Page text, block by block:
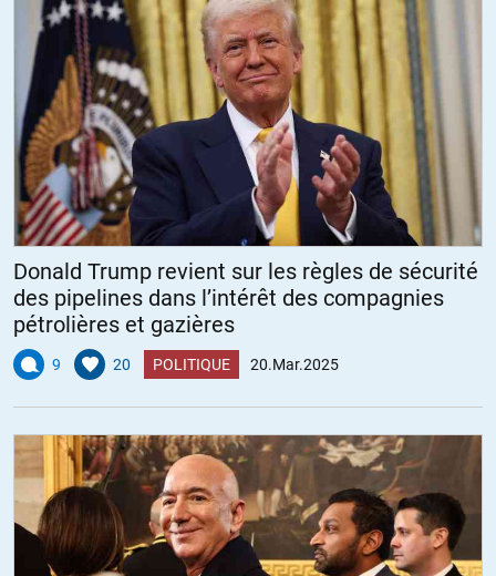
Donald Trump revient sur les règles de sécurité
des pipelines dans l’intérêt des compagnies
pétrolières et gazières
9 20 POLITIQUE 20.Mar.2025